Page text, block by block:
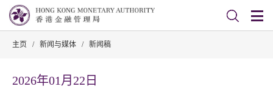
主页 / 新闻与媒体 / 新闻稿
2026年01月22日